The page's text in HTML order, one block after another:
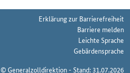
Erklärung zur Barrierefreiheit
Barriere melden
Leichte Sprache
Gebärdensprache
© Generalzolldirektion - Stand: 31.07.2026